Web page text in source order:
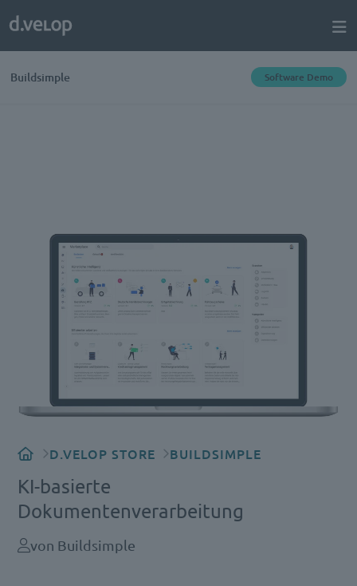
Buildsimple Software Demo
D.VELOP STORE BUILDSIMPLE
KI-basierte
Dokumentenverarbeitung
von Buildsimple